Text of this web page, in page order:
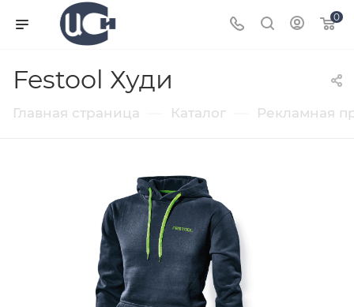
0
Festool Худи
Главная страница Каталог Рекламная